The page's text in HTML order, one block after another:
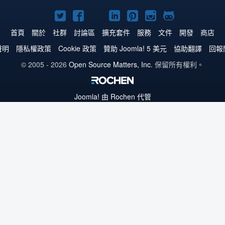
Twitter
上
的
Joomla!
Facebook
上
的
Joomla!
YouTube
上
的
Joomla!
Linkedln
上
的
Joomla!
Pinterest
上
的
Joomla!
Instagram
上
的
Joomla!
GitHub
上
的
Joomla!
首頁 關於 社群 討論區 擴充套件 服務 文件 開發
商店
隱私權政策 Cookie 政策 贊助 Joomla! 5 美元 協助翻譯 回
© 2005 - 2026 Open Source Matters, Inc. 保留所有權利。
Joomla! 由 Rochen 代管